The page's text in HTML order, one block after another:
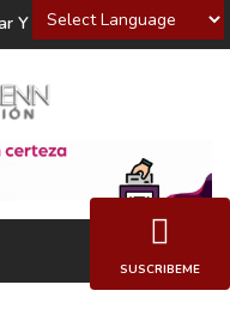
Powered by
Y Decidir
SUSCRIBEME